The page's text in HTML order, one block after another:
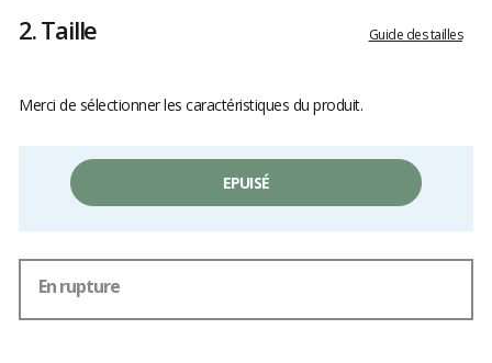
2.Taille Guide des tailles
Merci de sélectionner les caractéristiques du produit.
EPUISÉ
En rupture